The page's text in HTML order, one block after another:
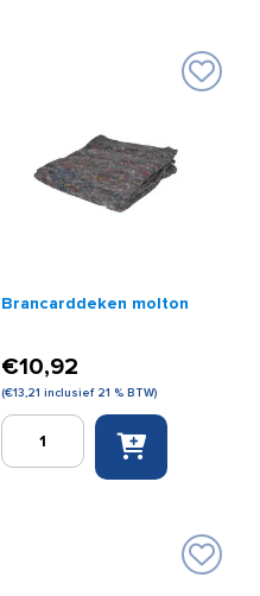
Brancarddeken molton
€10,92
(€13,21 inclusief 21 % BTW)
Brancarddeken
molton